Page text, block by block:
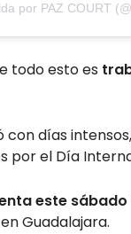
por PAZ COURT
todo esto es
con días
por el Día
este sábado
Guadalajara.